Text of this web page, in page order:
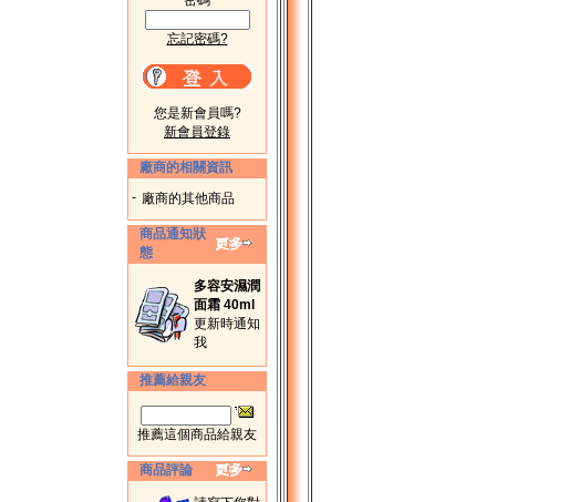
忘記密碼?
您是新會員嗎?
新會員登錄
廠商的相關資訊
- 廠商的其他商品
商品通知狀
態
多容安濕潤
面霜 40ml
更新時通知
我
推薦給親友
推薦這個商品給親友
商品評論